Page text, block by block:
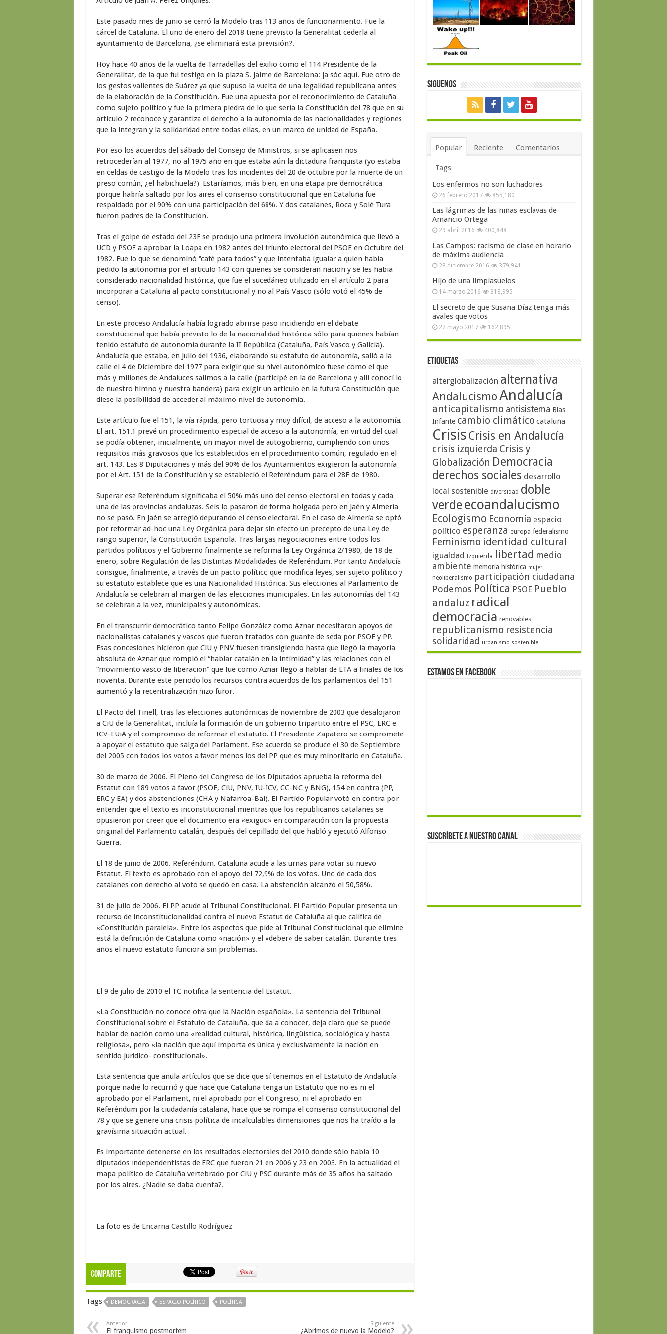
Este pasado mes de junio se cerró la Modelo tras 113 años de funcionamiento. Fue la
cárcel de Cataluña. El uno de enero del 2018 tiene previsto la Generalitat cederla al
ayuntamiento de Barcelona, ¿se eliminará esta previsión?.
Hoy hace 40 años de la vuelta de Tarradellas del exilio como el 114 Presidente de la
Generalitat, de la que fui testigo en la plaza S. Jaime de Barcelona: ja sóc aquí. Fue otro de
los gestos valientes de Suárez ya que supuso la vuelta de una legalidad republicana antes
de la elaboración de la Constitución. Fue una apuesta por el reconocimiento de Cataluña
como sujeto político y fue la primera piedra de lo que sería la Constitución del 78 que en su
artículo 2 reconoce y garantiza el derecho a la autonomía de las nacionalidades y regiones
que la integran y la solidaridad entre todas ellas, en un marco de unidad de España.
Por eso los acuerdos del sábado del Consejo de Ministros, si se aplicasen nos
retrocederían al 1977, no al 1975 año en que estaba aún la dictadura franquista (yo estaba
en celdas de castigo de la Modelo tras los incidentes del 20 de octubre por la muerte de un
preso común, ¿el habichuela?). Estaríamos, más bien, en una etapa pre democrática
porque habría saltado por los aires el consenso constitucional que en Cataluña fue
respaldado por el 90% con una participación del 68%. Y dos catalanes, Roca y Solé Tura
fueron padres de la Constitución.
Tras el golpe de estado del 23F se produjo una primera involución autonómica que llevó a
UCD y PSOE a aprobar la Loapa en 1982 antes del triunfo electoral del PSOE en Octubre del
1982. Fue lo que se denominó “café para todos” y que intentaba igualar a quien había
pedido la autonomía por el artículo 143 con quienes se consideran nación y se les había
considerado nacionalidad histórica, que fue el sucedáneo utilizado en el artículo 2 para
incorporar a Cataluña al pacto constitucional y no al País Vasco (sólo votó el 45% de
censo).
En este proceso Andalucía había logrado abrirse paso incidiendo en el debate
constitucional que había previsto lo de la nacionalidad histórica sólo para quienes habían
tenido estatuto de autonomía durante la II República (Cataluña, País Vasco y Galicia).
Andalucía que estaba, en Julio del 1936, elaborando su estatuto de autonomía, salió a la
calle el 4 de Diciembre del 1977 para exigir que su nivel autonómico fuese como el que
más y millones de Andaluces salimos a la calle (participé en la de Barcelona y allí conocí lo
de nuestro himno y nuestra bandera) para exigir un artículo en la futura Constitución que
diese la posibilidad de acceder al máximo nivel de autonomía.
Este artículo fue el 151, la vía rápida, pero tortuosa y muy difícil, de acceso a la autonomía.
El art. 151.1 prevé un procedimiento especial de acceso a la autonomía, en virtud del cual
se podía obtener, inicialmente, un mayor nivel de autogobierno, cumpliendo con unos
requisitos más gravosos que los establecidos en el procedimiento común, regulado en el
art. 143. Las 8 Diputaciones y más del 90% de los Ayuntamientos exigieron la autonomía
por el Art. 151 de la Constitución y se estableció el Referéndum para el 28F de 1980.
Superar ese Referéndum significaba el 50% más uno del censo electoral en todas y cada
una de las provincias andaluzas. Seis lo pasaron de forma holgada pero en Jaén y Almería
no se pasó. En Jaén se arregló depurando el censo electoral. En el caso de Almería se optó
por reformar ad-hoc una Ley Orgánica para dejar sin efecto un precepto de una Ley de
rango superior, la Constitución Española. Tras largas negociaciones entre todos los
partidos políticos y el Gobierno finalmente se reforma la Ley Orgánica 2/1980, de 18 de
enero, sobre Regulación de las Distintas Modalidades de Referéndum. Por tanto Andalucía
consigue, finalmente, a través de un pacto político que modifica leyes, ser sujeto político y
su estatuto establece que es una Nacionalidad Histórica. Sus elecciones al Parlamento de
Andalucía se celebran al margen de las elecciones municipales. En las autonomías del 143
se celebran a la vez, municipales y autonómicas.
En el transcurrir democrático tanto Felipe González como Aznar necesitaron apoyos de
nacionalistas catalanes y vascos que fueron tratados con guante de seda por PSOE y PP.
Esas concesiones hicieron que CiU y PNV fuesen transigiendo hasta que llegó la mayoría
absoluta de Aznar que rompió el “hablar catalán en la intimidad” y las relaciones con el
“movimiento vasco de liberación” que fue como Aznar llegó a hablar de ETA a finales de los
noventa. Durante este periodo los recursos contra acuerdos de los parlamentos del 151
aumentó y la recentralización hizo furor.
El Pacto del Tinell, tras las elecciones autonómicas de noviembre de 2003 que desalojaron
a CiU de la Generalitat, incluía la formación de un gobierno tripartito entre el PSC, ERC e
ICV-EUiA y el compromiso de reformar el estatuto. El Presidente Zapatero se compromete
a apoyar el estatuto que salga del Parlament. Ese acuerdo se produce el 30 de Septiembre
del 2005 con todos los votos a favor menos los del PP que es muy minoritario en Cataluña.
30 de marzo de 2006. El Pleno del Congreso de los Diputados aprueba la reforma del
Estatut con 189 votos a favor (PSOE, CiU, PNV, IU-ICV, CC-NC y BNG), 154 en contra (PP,
ERC y EA) y dos abstenciones (CHA y Nafarroa-Bai). El Partido Popular votó en contra por
entender que el texto es inconstitucional mientras que los republicanos catalanes se
opusieron por creer que el documento era «exiguo» en comparación con la propuesta
original del Parlamento catalán, después del cepillado del que habló y ejecutó Alfonso
Guerra.
El 18 de junio de 2006. Referéndum. Cataluña acude a las urnas para votar su nuevo
Estatut. El texto es aprobado con el apoyo del 72,9% de los votos. Uno de cada dos
catalanes con derecho al voto se quedó en casa. La abstención alcanzó el 50,58%.
31 de julio de 2006. El PP acude al Tribunal Constitucional. El Partido Popular presenta un
recurso de inconstitucionalidad contra el nuevo Estatut de Cataluña al que califica de
«Constitución paralela». Entre los aspectos que pide al Tribunal Constitucional que elimine
está la definición de Cataluña como «nación» y el «deber» de saber catalán. Durante tres
años el nuevo estatuto funciona sin problemas.
El 9 de julio de 2010 el TC notifica la sentencia del Estatut.
«La Constitución no conoce otra que la Nación española». La sentencia del Tribunal
Constitucional sobre el Estatuto de Cataluña, que da a conocer, deja claro que se puede
hablar de nación como una «realidad cultural, histórica, lingüística, sociológica y hasta
religiosa», pero «la nación que aquí importa es única y exclusivamente la nación en
sentido jurídico- constitucional».
Esta sentencia que anula artículos que se dice que sí tenemos en el Estatuto de Andalucía
porque nadie lo recurrió y que hace que Cataluña tenga un Estatuto que no es ni el
aprobado por el Parlament, ni el aprobado por el Congreso, ni el aprobado en
Referéndum por la ciudadanía catalana, hace que se rompa el consenso constitucional del
78 y que se genere una crisis política de incalculables dimensiones que nos ha traído a la
gravísima situación actual.
Es importante detenerse en los resultados electorales del 2010 donde sólo había 10
diputados independentistas de ERC que fueron 21 en 2006 y 23 en 2003. En la actualidad el
mapa político de Cataluña vertebrado por CiU y PSC durante más de 35 años ha saltado
por los aires. ¿Nadie se daba cuenta?.
La foto es de Encarna Castillo Rodríguez
Comparte
Tags DEMOCRACIA ESPACIO POLÍTICO POLÍTICA
Anterior
El franquismo postmortem
Siguiente
¿Abrimos de nuevo la Modelo?
Siguenos
Popular Reciente Comentarios
Tags
Los enfermos no son luchadores
26 febrero 2017 855,180
Las lágrimas de las niñas esclavas de
Amancio Ortega
29 abril 2016 400,848
Las Campos: racismo de clase en horario
de máxima audiencia
28 diciembre 2016 379,941
Hijo de una limpiasuelos
14 marzo 2016 318,995
El secreto de que Susana Díaz tenga más
avales que votos
22 mayo 2017 162,895
Etiquetas
alterglobalización alternativa
AndalucismoAndalucía
anticapitalismo antisistema Blas
Infante cambio climático cataluña
Crisis Crisis en Andalucía
crisis izquierda Crisis y
Globalización Democracia
derechos sociales desarrollo
local sostenible diversidad doble
verdeecoandalucismo
Ecologismo Economía espacio
político esperanza europa federalismo
Feminismo identidad cultural
igualdad Izquierda libertad medio
ambiente memoria histórica mujer
neoliberalismo participación ciudadana
Podemos Política PSOE Pueblo
andaluz radical
democracia renovables
republicanismo resistencia
solidaridad urbanismo sostenible
Estamos en Facebook
Suscríbete a nuestro canal